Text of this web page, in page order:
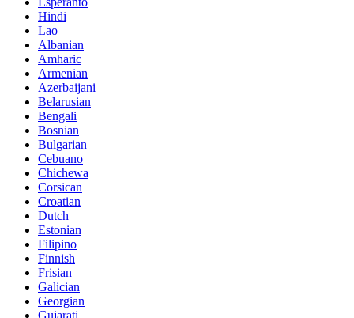
Hindi
Lao
Albanian
Amharic
Armenian
Azerbaijani
Belarusian
Bengali
Bosnian
Bulgarian
Cebuano
Chichewa
Corsican
Croatian
Dutch
Estonian
Filipino
Finnish
Frisian
Galician
Georgian